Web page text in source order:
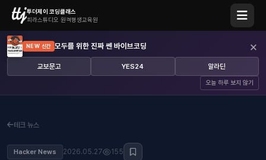
투더제이 코딩클래스
피라스튜디오 원격평생교육원
NEW 신간 모두를 위한 진짜 쎈 바이브코딩
교보문고 YES24 알라딘
오늘 하루 보지 않기
×
테크 뉴스
Hacker News 2026.05.27 155